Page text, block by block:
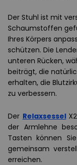
Der Stuhl ist mit
Schaumstoffen
Ihres Körpers
schützen. Die
unteren Rücken,
beiträgt, die
erhalten, die
zu verbessern.
Der Relaxsessel
der Armlehne
Tasten können
gemeinsam
erreichen.